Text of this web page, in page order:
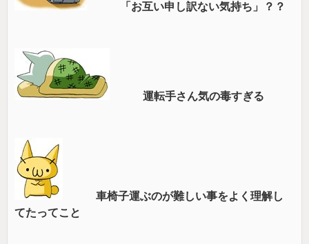
「お互い申し訳ない気持ち」？？
運転手さん気の毒すぎる
車椅子運ぶのが難しい事をよく理解し
てたってこと